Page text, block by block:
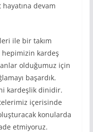
hayatına devam
ile bir takım
hepimizin kardeş
olduğumuz için
başardık.
kardeşlik dinidir.
içerisinde
konularda
etmiyoruz.